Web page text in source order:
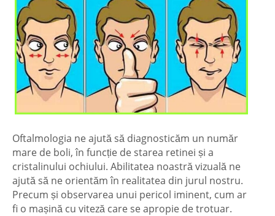
Oftalmologia ne ajută să diagnosticăm un număr
mare de boli, în funcție de starea retinei și a
cristalinului ochiului. Abilitatea noastră vizuală ne
ajută să ne orientăm în realitatea din jurul nostru.
Precum și observarea unui pericol iminent, cum ar
fi o mașină cu viteză care se apropie de trotuar.